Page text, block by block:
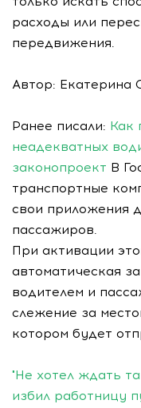
расходы или
передвижения.
Автор: Екатерина
Ранее писали: Как
неадекватных
законопроект В
транспортные
свои приложения
пассажиров.
При активации
автоматическая
водителем и
слежение за
котором будет
"Не хотел ждать
избил работницу